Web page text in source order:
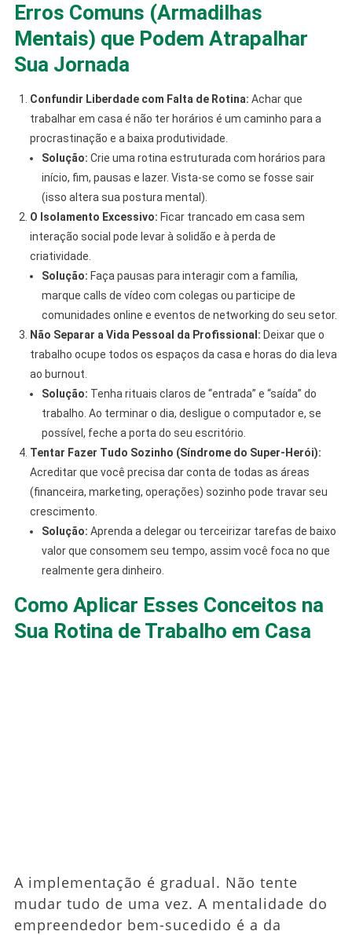
Erros Comuns (Armadilhas
Mentais) que Podem Atrapalhar
Sua Jornada
Confundir Liberdade com Falta de Rotina: Achar que
trabalhar em casa é não ter horários é um caminho para a
procrastinação e a baixa produtividade.
Solução: Crie uma rotina estruturada com horários para
início, fim, pausas e lazer. Vista-se como se fosse sair
(isso altera sua postura mental).
O Isolamento Excessivo: Ficar trancado em casa sem
interação social pode levar à solidão e à perda de
criatividade.
Solução: Faça pausas para interagir com a família,
marque calls de vídeo com colegas ou participe de
comunidades online e eventos de networking do seu setor.
Não Separar a Vida Pessoal da Profissional: Deixar que o
trabalho ocupe todos os espaços da casa e horas do dia leva
ao burnout.
Solução: Tenha rituais claros de “entrada” e “saída” do
trabalho. Ao terminar o dia, desligue o computador e, se
possível, feche a porta do seu escritório.
Tentar Fazer Tudo Sozinho (Síndrome do Super-Herói):
Acreditar que você precisa dar conta de todas as áreas
(financeira, marketing, operações) sozinho pode travar seu
crescimento.
Solução: Aprenda a delegar ou terceirizar tarefas de baixo
valor que consomem seu tempo, assim você foca no que
realmente gera dinheiro.
Como Aplicar Esses Conceitos na
Sua Rotina de Trabalho em Casa
A implementação é gradual. Não tente
mudar tudo de uma vez. A mentalidade do
empreendedor bem-sucedido é a da